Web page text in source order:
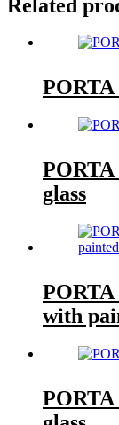
Related
PORTA
glass
PORTA
with